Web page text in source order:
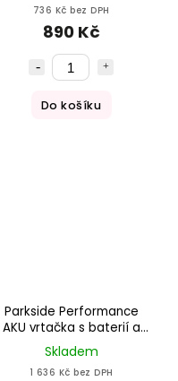
736 Kč bez DPH
890 Kč
Do košíku
Parkside Performance
AKU vrtačka s baterií a
nabiječkou PPBSSA 12 A1
Skladem
1 636 Kč bez DPH